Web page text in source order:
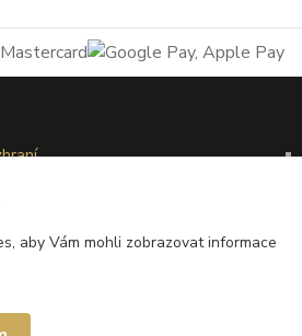
aby Vám mohli zobrazovat informace